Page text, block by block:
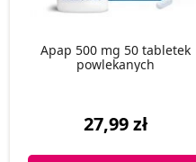
Apap 500 mg 50 tabletek
powlekanych
27,99 zł